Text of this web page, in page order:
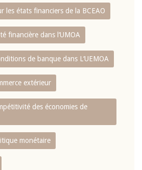
les états financiers de la BCEAO
financière dans l‘UMOA
de banque dans L‘UEMOA
extérieur
des économies de
monétaire